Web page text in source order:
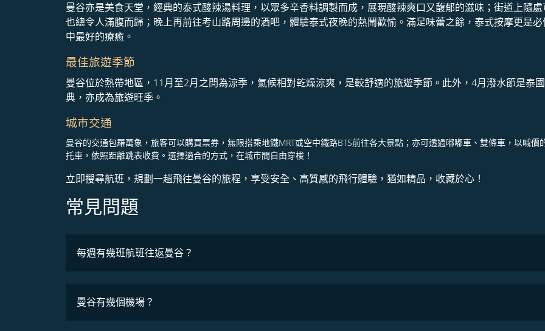
曼谷亦是美食天堂，經典的泰式酸辣湯料理，以眾多辛香料調製而成，展現酸辣爽口又馥郁的滋味；街道上隨
也總令人滿腹而歸；晚上再前往考山路周邊的酒吧，體驗泰式夜晚的熱鬧歡愉。滿足味蕾之餘，泰式按摩更是
中最好的療癒。
最佳旅遊季節
曼谷位於熱帶地區，11月至2月之間為涼季，氣候相對乾燥涼爽，是較舒適的旅遊季節。此外，4月潑水節是泰
典，亦成為旅遊旺季。
城市交通
曼谷的交通包羅萬象，旅客可以購買票券，無限搭乘地鐵MRT或空中鐵路BTS前往各大景點；亦可透過嘟嘟車、雙條車，以喊
托車，依照距離跳表收費。選擇適合的方式，在城市間自由穿梭！
立即搜尋航班，規劃一趟飛往曼谷的旅程，享受安全、高質感的飛行體驗，猶如精品，收藏於心！
常見問題
每週有幾班航班往返曼谷？
曼谷有幾個機場？